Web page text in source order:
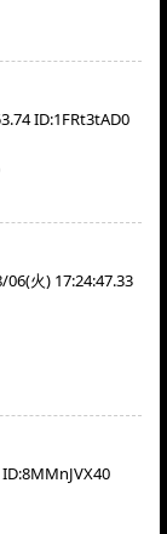
ID:1FRt3tAD0
06(火) 17:24:47.33
8MMnJVX40